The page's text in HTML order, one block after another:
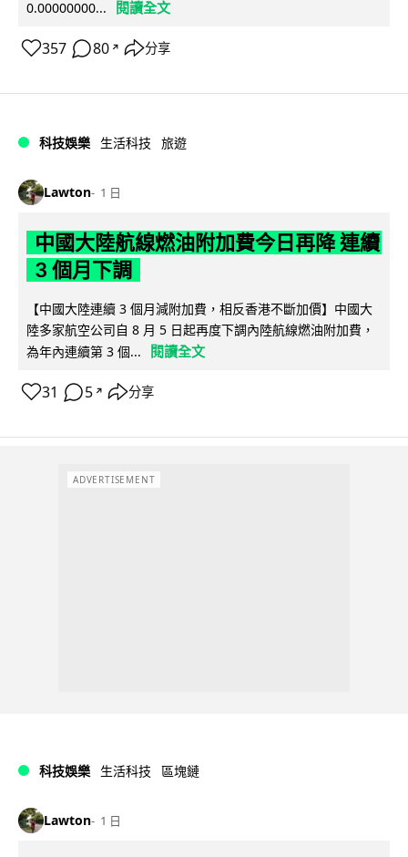
0.00000000...
閱讀全文
357 80 ↗ 分享
科技娛樂 生活科技 旅遊
Lawton 1 日
中國大陸航線燃油附加費今日再降 連續
3 個月下調
【中國大陸連續 3 個月減附加費，相反香港不斷加價】中國大
陸多家航空公司自 8 月 5 日起再度下調內陸航線燃油附加費，
為年內連續第 3 個...
閱讀全文
31 5 ↗ 分享
ADVERTISEMENT
科技娛樂 生活科技 區塊鏈
Lawton 1 日